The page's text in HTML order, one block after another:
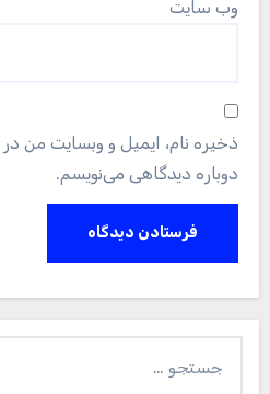
وب‌ سایت
ذخیره نام، ایمیل و وبسایت من
دوباره دیدگاهی می‌نویسم.
برای: